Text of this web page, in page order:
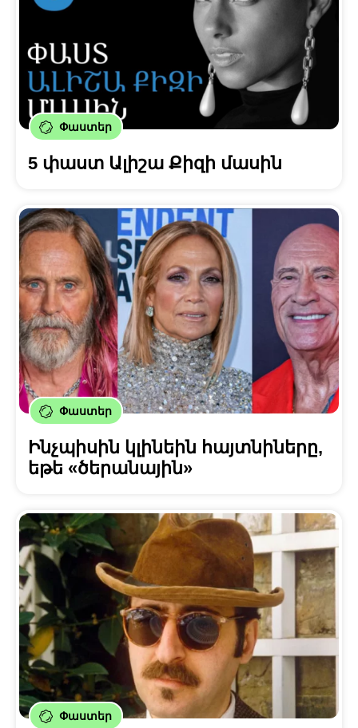
Փաստեր
5 փաստ Ալիշա Քիզի մասին
Փաստեր
Ինչպիսին կլինեին հայտնիները,
եթե «ծերանային»
Փաստեր